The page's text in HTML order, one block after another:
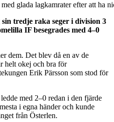
glada lagkamrater efter att ha
tredje raka seger i division 3
IF besegrades med 4–0
dem. Det blev då en av de
helt okej och bra för
Erik Pärsson som stod för
med 2–0 redan i den fjärde
i egna händer och kunde
från Österlen.